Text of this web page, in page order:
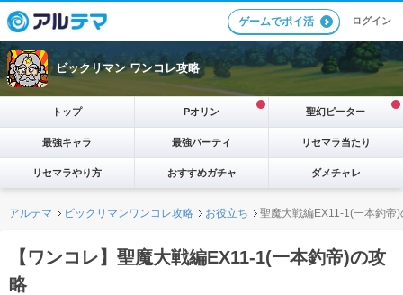
ゲームでポイ活 ログイン
ビックリマン ワンコレ攻略
トップ Pオリン 聖幻ピーター
最強キャラ 最強パーティ リセマラ当たり
リセマラやり方 おすすめガチャ ダメチャレ
アルテマ ビックリマンワンコレ攻略 お役立ち 聖魔大戦編EX11-1(一本釣帝)
【ワンコレ】聖魔大戦編EX11-1(一本釣帝)の攻
略